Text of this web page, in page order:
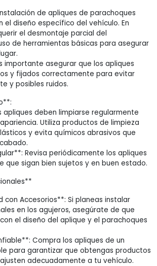
de apliques de parachoques
el diseño específico del vehículo. En
el desmontaje parcial del
de herramientas básicas para asegurar
importante asegurar que los apliques
y fijados correctamente para evitar
y posibles ruidos.
apliques deben limpiarse regularmente
Utiliza productos de limpieza
y evita químicos abrasivos que
Revisa periódicamente los apliques
que sigan bien sujetos y en buen estado.
Accesorios**: Si planeas instalar
en los agujeros, asegúrate de que
el diseño del aplique y el parachoques
Compra los apliques de un
para garantizar que obtengas productos
adecuadamente a tu vehículo.